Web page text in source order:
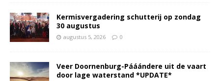
Kermisvergadering schutterij op zondag
30 augustus
augustus 5, 2026 0
Veer Doornenburg-Pááándere uit de vaart
door lage waterstand *UPDATE*